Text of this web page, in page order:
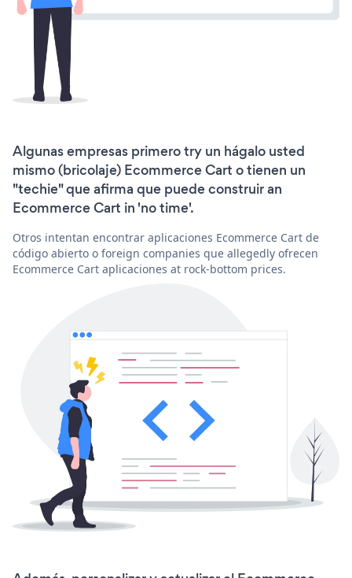
Algunas empresas primero try un hágalo usted
mismo (bricolaje) Ecommerce Cart o tienen un
"techie" que afirma que puede construir an
Ecommerce Cart in 'no time'.
Otros intentan encontrar aplicaciones Ecommerce Cart de
código abierto o foreign companies que allegedly ofrecen
Ecommerce Cart aplicaciones at rock-bottom prices.